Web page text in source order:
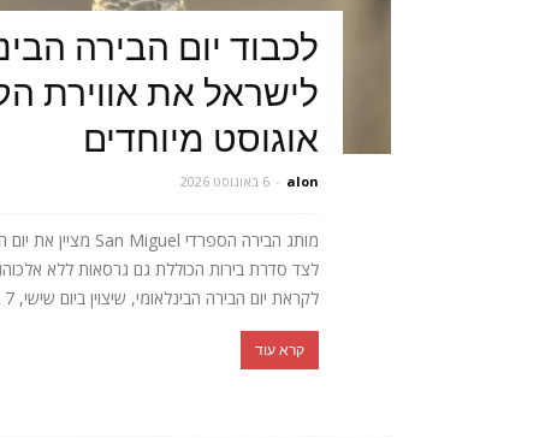
לכבוד יום הבירה
לישראל את אווירת
אוגוסט מיוחדים
alon
- 6 באוגוסט 2026
לצד סדרת בירות הכוללת גם גרסאות ללא
לקראת יום הבירה הבינלאומי, שיצוין ביום שישי, 7 באוגוסט,...
קרא עוד